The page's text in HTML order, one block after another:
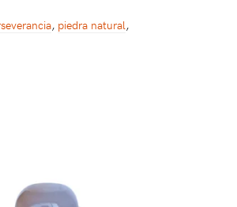
, piedra natural,